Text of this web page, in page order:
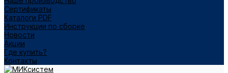
Сертификаты
Каталоги PDF
Инструкции по сборке
Новости
Акции
Где купить?
Контакты